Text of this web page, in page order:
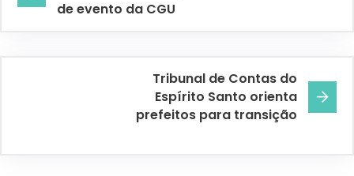
de evento da CGU
Tribunal de Contas do
Espírito Santo orienta
prefeitos para transição